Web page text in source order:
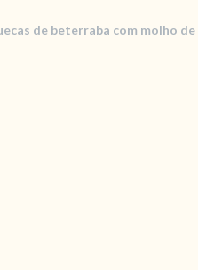
de beterraba com molho